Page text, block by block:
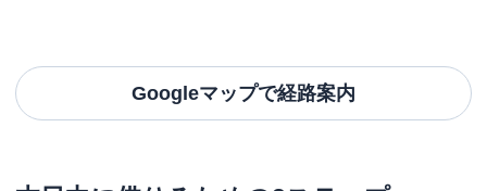
Googleマップで経路案内